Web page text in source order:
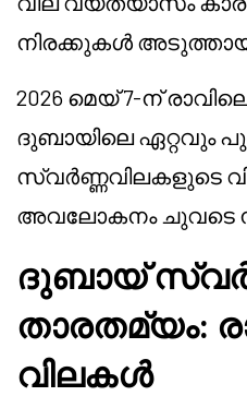
നിരക്കുകൾ അടുത്തായി
2026 മെയ് 7-ന്
ദുബായിലെ ഏറ്റവും
സ്വർണ്ണവിലകളുടെ
അവലോകനം ചുവടെ
ദുബായ്
താരതമ്യം:
വിലകൾ